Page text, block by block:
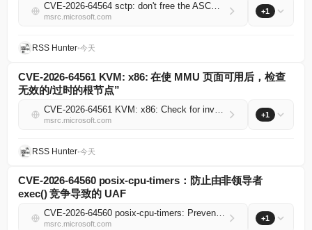
CVE-2026-64564 sctp: don't free the ASCONF's own transport in DEL-IP processing
msrc.microsoft.com
+1
RSS Hunter•今天
CVE-2026-64561 KVM: x86: 在使 MMU 页面可用后，检查
无效的/过时的根节点”
CVE-2026-64561 KVM: x86: Check for invalid/obsolete root *after* making MMU pages available
msrc.microsoft.com
+1
RSS Hunter•今天
CVE-2026-64560 posix-cpu-timers：防止由非领导者
exec() 竞争导致的 UAF
CVE-2026-64560 posix-cpu-timers: Prevent UAF caused by non-leader exec() race
msrc.microsoft.com
+1